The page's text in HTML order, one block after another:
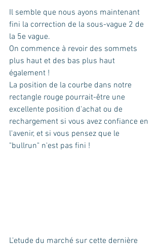
Il semble que nous ayons maintenant
fini la correction de la sous-vague 2 de
la 5e vague.
On commence à revoir des sommets
plus haut et des bas plus haut
également !
La position de la courbe dans notre
rectangle rouge pourrait-être une
excellente position d'achat ou de
rechargement si vous avez confiance en
l'avenir, et si vous pensez que le
"bullrun" n'est pas fini !
L'etude du marché sur cette dernière